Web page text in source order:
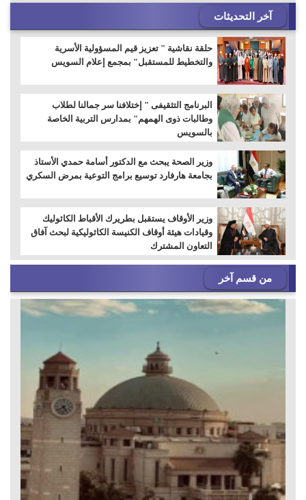
آخر التحديثات
حلقة نقاشية " تعزيز قيم المسؤولية الأسرية
والتخطيط للمستقبل" بمجمع إعلام السويس
البرنامج التثقيفى " إختلافنا سر جمالنا لطلاب
وطالبات ذوى الهمهم" بمدارس التربية الخاصة
بالسويس
وزير الصحة يبحث مع الدكتور أسامة حمدي الأستاذ
بجامعة هارفارد توسيع برامج التوعية بمرض السكري
وزير الأوقاف يستقبل بطريرك الأقباط الكاثوليك
وقيادات هيئة أوقاف الكنيسة الكاثوليكية لبحث آفاق
التعاون المشترك
من قسم آخر